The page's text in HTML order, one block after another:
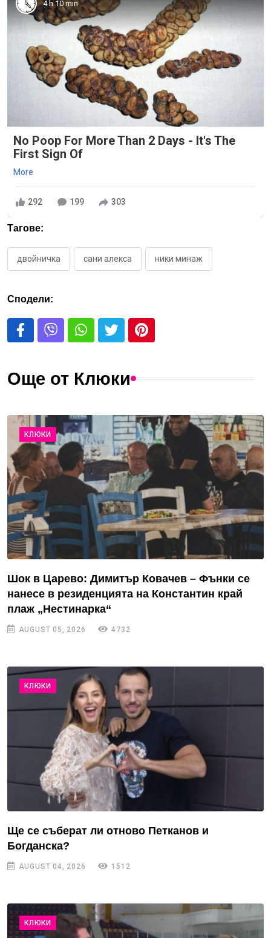
4 h 10 min
No Poop For More Than 2 Days - It's The
First Sign Of
More
292 199 303
Тагове:
двойничка сани алекса ники минаж
Сподели:
Още от Клюки
КЛЮКИ
Шок в Царево: Димитър Ковачев – Фънки се
нанесе в резиденцията на Константин край
плаж „Нестинарка“
AUGUST 05, 2026 4732
КЛЮКИ
Ще се съберат ли отново Петканов и
Богданска?
AUGUST 04, 2026 1512
КЛЮКИ